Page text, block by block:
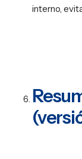
interno,